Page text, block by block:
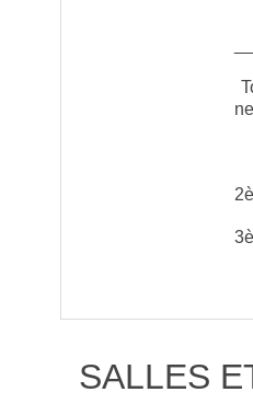
SALLES